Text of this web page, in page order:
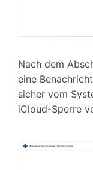
Nach dem
eine
sicher vom
iCloud-Sperre